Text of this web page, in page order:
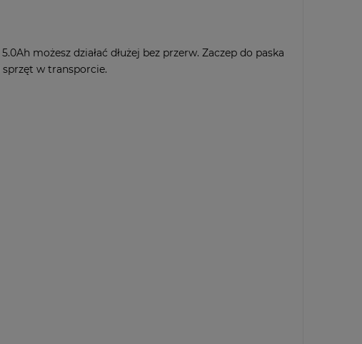
możesz działać dłużej bez przerw. Zaczep do paska
w transporcie.